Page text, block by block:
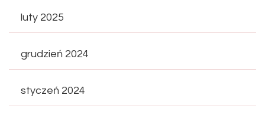
luty 2025
grudzień 2024
styczeń 2024